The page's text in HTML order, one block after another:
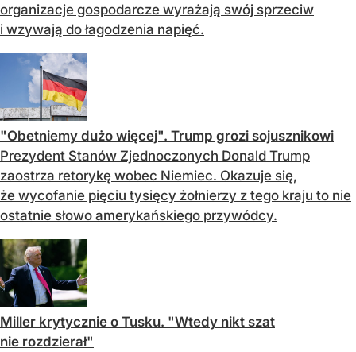
organizacje gospodarcze wyrażają swój sprzeciw
i wzywają do łagodzenia napięć.
"Obetniemy dużo więcej". Trump grozi sojusznikowi
Prezydent Stanów Zjednoczonych Donald Trump
zaostrza retorykę wobec Niemiec. Okazuje się,
że wycofanie pięciu tysięcy żołnierzy z tego kraju to nie
ostatnie słowo amerykańskiego przywódcy.
Miller krytycznie o Tusku. "Wtedy nikt szat
nie rozdzierał"